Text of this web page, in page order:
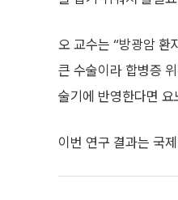
오 교수는 “방광암 환
큰 수술이라 합병증
술기에 반영한다면
이번 연구 결과는 국